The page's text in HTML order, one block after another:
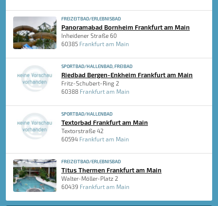
FREIZEITBAD/ERLEBNISBAD
Panoramabad Bornheim Frankfurt am Main
Inheidener Straße 60
60385 Frankfurt am Main
SPORTBAD/HALLENBAD, FREIBAD
Riedbad Bergen-Enkheim Frankfurt am Main
Fritz-Schubert-Ring 2
60388 Frankfurt am Main
SPORTBAD/HALLENBAD
Textorbad Frankfurt am Main
Textorstraße 42
60594 Frankfurt am Main
FREIZEITBAD/ERLEBNISBAD
Titus Thermen Frankfurt am Main
Walter-Möller-Platz 2
60439 Frankfurt am Main